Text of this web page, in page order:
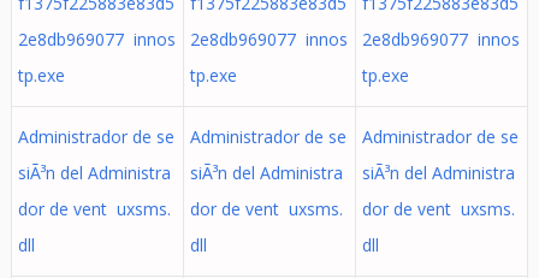
2e8db969077 innos
tp.exe
2e8db969077 innos
tp.exe
2e8db969077 innos
tp.exe
Administrador de se
siÃ³n del Administra
dor de vent uxsms.
dll
Administrador de se
siÃ³n del Administra
dor de vent uxsms.
dll
Administrador de se
siÃ³n del Administra
dor de vent uxsms.
dll